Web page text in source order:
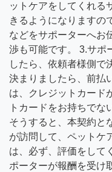
ットケアをしてくれる
きるようになりますの
などをサポーターへお
渉も可能です。 3.サポ
したら、依頼者様側で
決まりましたら、前払
は、クレジットカード
トカードをお持ちでな
そうすると、本契約と
が訪問して、ペットケ
は、必ず、評価をして
ポーターが報酬を受け